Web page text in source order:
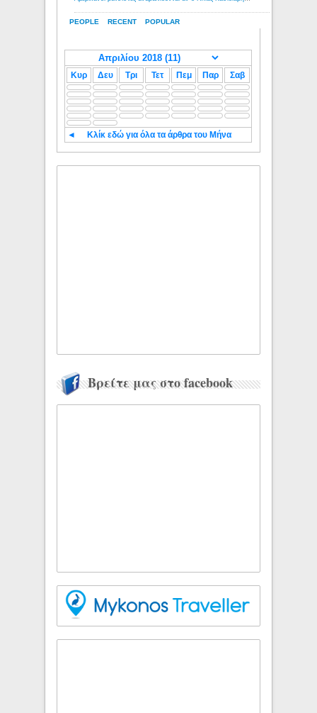
PEOPLE RECENT POPULAR
Κυρ Δευ Τρι Τετ Πεμ Παρ Σαβ
◄ Κλίκ εδώ για όλα τα άρθρα του Μήνα
Βρείτε μας στο facebook